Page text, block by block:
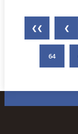
❮❮ ❮
64